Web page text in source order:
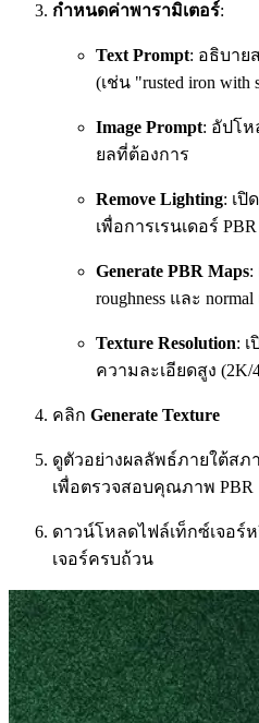
กำหนดค่าพารามิเตอร์:
Text Prompt: อธิบาย
(เช่น "rusted iron with
Image Prompt: อัปโ
ยลที่ต้องการ
Remove Lighting: เปิ
เพื่อการเรนเดอร์
Generate PBR Maps:
roughness และ
Texture Resolution:
ความละเอียดสูง (2K/
คลิก Generate Texture
ดูตัวอย่างผลลัพธ์ภายใต้ส
เพื่อตรวจสอบคุณภาพ PBR
ดาวน์โหลดไฟล์เท็กซ์เจอร์
เจอร์ครบถ้วน